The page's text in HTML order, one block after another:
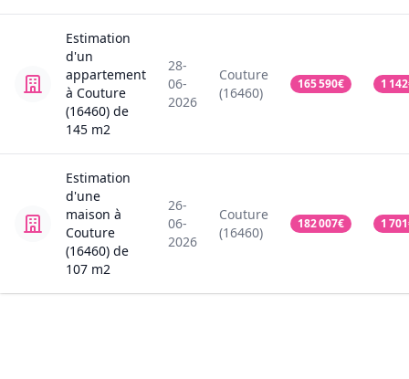
Estimation
d'un
appartement
à Couture
(16460) de
145 m2
28-
06-
2026
Couture
(16460)
165 590€ 1 142
Estimation
d'une
maison à
Couture
(16460) de
107 m2
26-
06-
2026
Couture
(16460)
182 007€ 1 701